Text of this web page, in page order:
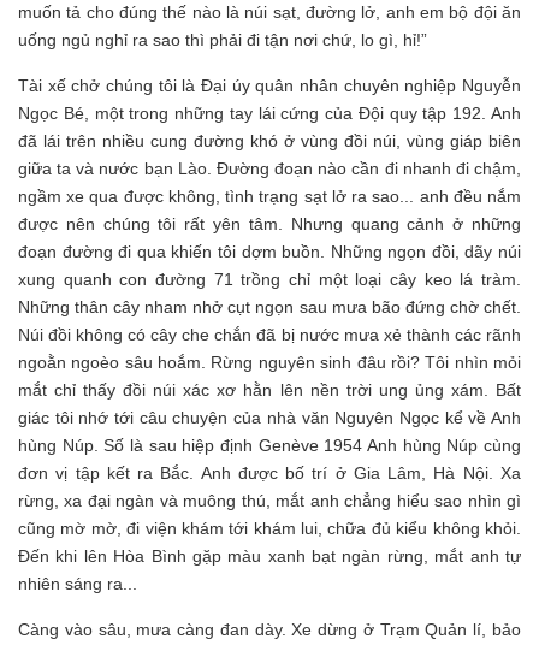
muốn tả cho đúng thế nào là núi sạt, đường lở, anh em bộ đội ăn
uống ngủ nghỉ ra sao thì phải đi tận nơi chứ, lo gì, hỉ!”
Tài xế chở chúng tôi là Đại úy quân nhân chuyên nghiệp Nguyễn
Ngọc Bé, một trong những tay lái cứng của Đội quy tập 192. Anh
đã lái trên nhiều cung đường khó ở vùng đồi núi, vùng giáp biên
giữa ta và nước bạn Lào. Đường đoạn nào cần đi nhanh đi chậm,
ngầm xe qua được không, tình trạng sạt lở ra sao... anh đều nắm
được nên chúng tôi rất yên tâm. Nhưng quang cảnh ở những
đoạn đường đi qua khiến tôi dợm buồn. Những ngọn đồi, dãy núi
xung quanh con đường 71 trồng chỉ một loại cây keo lá tràm.
Những thân cây nham nhở cụt ngọn sau mưa bão đứng chờ chết.
Núi đồi không có cây che chắn đã bị nước mưa xẻ thành các rãnh
ngoằn ngoèo sâu hoắm. Rừng nguyên sinh đâu rồi? Tôi nhìn mỏi
mắt chỉ thấy đồi núi xác xơ hằn lên nền trời ung ủng xám. Bất
giác tôi nhớ tới câu chuyện của nhà văn Nguyên Ngọc kể về Anh
hùng Núp. Số là sau hiệp định Genève 1954 Anh hùng Núp cùng
đơn vị tập kết ra Bắc. Anh được bố trí ở Gia Lâm, Hà Nội. Xa
rừng, xa đại ngàn và muông thú, mắt anh chẳng hiểu sao nhìn gì
cũng mờ mờ, đi viện khám tới khám lui, chữa đủ kiểu không khỏi.
Đến khi lên Hòa Bình gặp màu xanh bạt ngàn rừng, mắt anh tự
nhiên sáng ra...
Càng vào sâu, mưa càng đan dày. Xe dừng ở Trạm Quản lí, bảo